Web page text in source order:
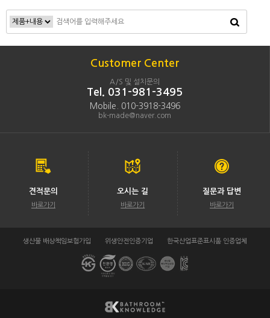
Customer Center
A/S 및 설치문의
Tel. 031-981-3495
Mobile. 010-3918-3496
bk-made@naver.com
견적문의
바로가기
오시는 길
바로가기
질문과 답변
바로가기
생산물 배상책임보험가입 위생안전인증기업 한국산업표준표시품 인증업체